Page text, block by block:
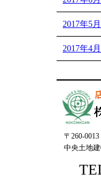
2017年5月
2017年4月
〒260-0013
中央土地建